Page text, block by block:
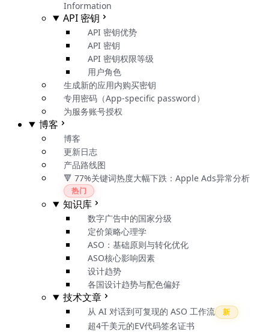
Information
API 密钥
API 密钥优势
API 密钥
API 密钥权限等级
用户角色
生成新的应用内购买密钥
专用密码（App-specific password）
为服务账号授权
博客
博客
更新日志
产品路线图
🔻 77%关键词热度大幅下跌：Apple Ads异常分析
热门
知识库
数字广告中的国家分级
定价策略心理学
ASO：基础原则与转化优化
ASO核心影响因素
设计趋势
各国设计趋势与配色偏好
技术文章
从 AI 对话到可复现的 ASO 工作流 新
超4千美元的EV代码签名证书